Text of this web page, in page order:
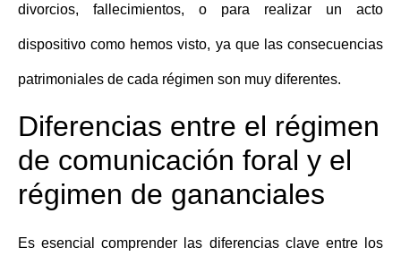
divorcios, fallecimientos, o para realizar un acto
dispositivo como hemos visto, ya que las consecuencias
patrimoniales de cada régimen son muy diferentes.
Diferencias entre el régimen
de comunicación foral y el
régimen de gananciales
Es esencial comprender las diferencias clave entre los